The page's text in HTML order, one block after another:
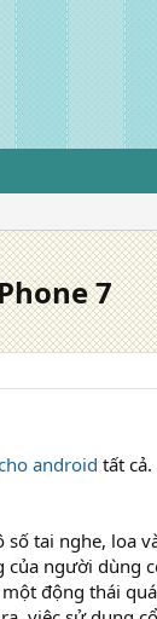
7
android tất
tai nghe, loa
người dùng
động thái